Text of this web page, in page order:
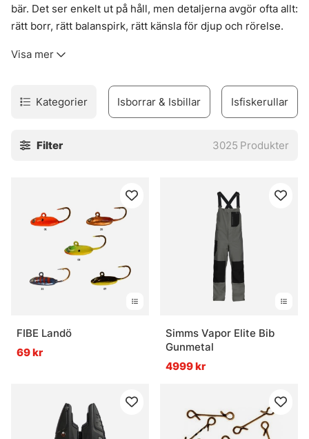
bär. Det ser enkelt ut på håll, men detaljerna avgör ofta allt:
rätt borr, rätt balanspirk, rätt känsla för djup och rörelse.
rakt, effektivt.
isolerade pop-up-tält som håller vinden borta till pirkar
från Bergmans som gör jobbet i hemmavatten där små
lättare att hitta något som passar både platsen och fisket,
isen är stabil och grejerna sitter, då är det ett fiskesätt som
levererar väldigt ren fiskeglädje. Ganska rått. Ganska
vackert också.
» Tillbaka till fiskemetoder
Vad är vinterfiske?
Vad är en balanspirk?
Visa mer
Kategorier Isborrar & Isbillar Isfiskerullar
Filter 3025 Produkter
FIBE Landö
69 kr
Simms Vapor Elite Bib
Gunmetal
4999 kr